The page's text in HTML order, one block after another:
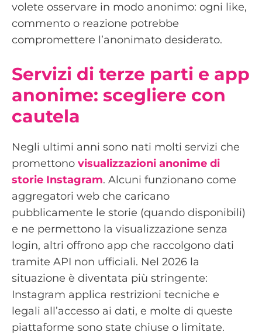
volete osservare in modo anonimo: ogni like,
commento o reazione potrebbe
compromettere l’anonimato desiderato.
Servizi di terze parti e app
anonime: scegliere con
cautela
Negli ultimi anni sono nati molti servizi che
promettono visualizzazioni anonime di
storie Instagram. Alcuni funzionano come
aggregatori web che caricano
pubblicamente le storie (quando disponibili)
e ne permettono la visualizzazione senza
login, altri offrono app che raccolgono dati
tramite API non ufficiali. Nel 2026 la
situazione è diventata più stringente:
Instagram applica restrizioni tecniche e
legali all’accesso ai dati, e molte di queste
piattaforme sono state chiuse o limitate.